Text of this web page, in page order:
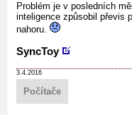
Problém je v posledních
inteligence způsobil převis
nahoru.
SyncToy
3.4.2016
Počítače